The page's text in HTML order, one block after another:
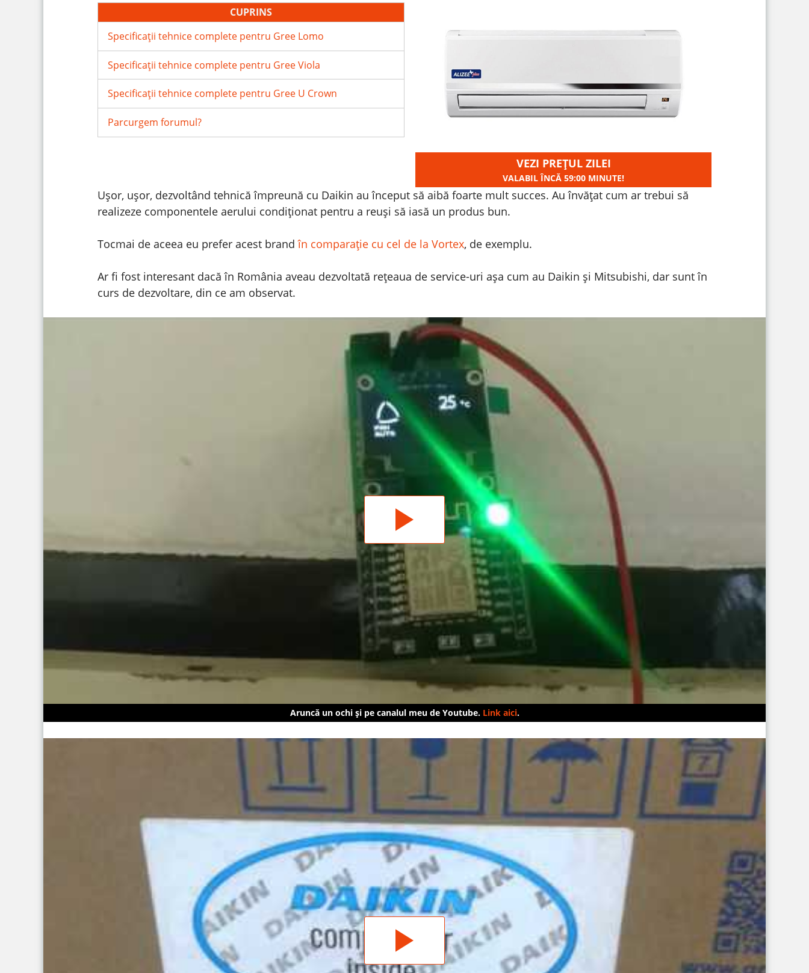
CUPRINS
Specificații tehnice complete pentru Gree Lomo
Specificații tehnice complete pentru Gree Viola
Specificații tehnice complete pentru Gree U Crown
Parcurgem forumul?
VEZI PREȚUL ZILEI
VALABIL ÎNCĂ 59:00 MINUTE!
Ușor, ușor, dezvoltând tehnică împreună cu Daikin au început să aibă foarte mult succes. Au învățat cum ar trebui să
realizeze componentele aerului condiționat pentru a reuși să iasă un produs bun.
Tocmai de aceea eu prefer acest brandîn comparație cu cel de la Vortex, de exemplu.
Ar fi fost interesant dacă în România aveau dezvoltată rețeaua de service-uri așa cum au Daikin și Mitsubishi, dar sunt în
curs de dezvoltare, din ce am observat.
Aruncă un ochi și pe canalul meu de Youtube. Link aici.